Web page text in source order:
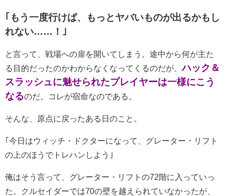
｢もう一度行けば、もっとヤバいものが出るかもし
れない……！｣
と言って、戦場への扉を開いてしまう。途中から何が主た
る目的だったのかわからなくなってくるのだが、 ハック＆
スラッシュに魅せられたプレイヤーは一様にこう
なるのだ。コレが宿命なのである。
そんな、原点に戻ったある日のこと。
｢今日はウィッチ・ドクターになって、グレーター・リフト
の上のほうでトレハンしよう｣
俺はそう言って、グレーター・リフトの72階に入っていっ
た。クルセイダーでは70の壁を越えられていなかったが、